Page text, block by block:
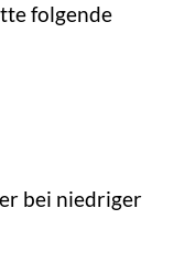
folgende
bei niedriger